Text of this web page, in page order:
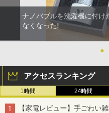
ナノバブルを洗濯機に付け
なくなった!
●
アクセスランキング
1時間 24時間
【家電レビュー】手ごわい